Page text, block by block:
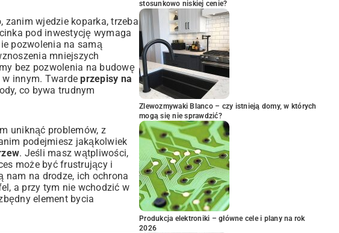
wjedzie koparka, trzeba
pod inwestycję wymaga
pozwolenia na samą
mniejszych
bez pozwolenia na budowę
w innym. Twardeprzepisy na
co bywa trudnym
uniknąć problemów, z
podejmiesz jakąkolwiek
. Jeśli masz wątpliwości,
może być frustrujący i
nam na drodze, ich ochrona
a przy tym nie wchodzić w
element bycia
stosunkowo niskiej cenie?
Zlewozmywaki Blanco – czy istnieją domy, w których
mogą się nie sprawdzić?
Produkcja elektroniki – główne cele i plany na rok
2026